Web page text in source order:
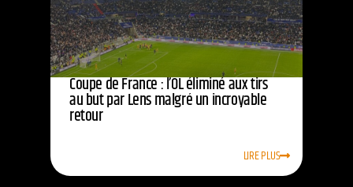
Coupe de France : l’OL éliminé aux tirs
au but par Lens malgré un incroyable
retour
LIRE PLUS